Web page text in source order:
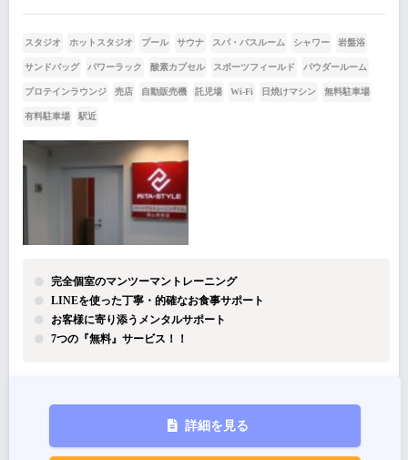
スタジオ ホットスタジオ プール サウナ スパ・バスルーム シャワー 岩盤浴
サンドバッグ パワーラック 酸素カプセル スポーツフィールド パウダールーム
プロテインラウンジ 売店 自動販売機 託児場 Wi-Fi 日焼けマシン 無料駐車場
有料駐車場 駅近
完全個室のマンツーマントレーニング
LINEを使った丁寧・的確なお食事サポート
お客様に寄り添うメンタルサポート
7つの『無料』サービス！！
詳細を見る